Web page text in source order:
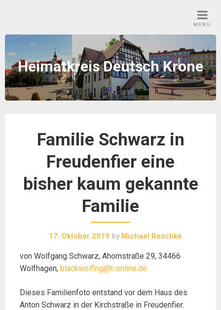
MENU
Heimatkreis Deutsch Krone
Familie Schwarz in
Freudenfier eine
bisher kaum gekannte
Familie
17. Oktober 2019 by Michael Reschke
von Wolfgang Schwarz, Ahornstraße 29, 34466
Wolfhagen, blackwolfing@t-online.de
Dieses Familienfoto entstand vor dem Haus des
Anton Schwarz in der Kirchstraße in Freudenfier.